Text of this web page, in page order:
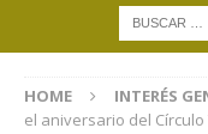
HOME INTERÉS
el aniversario del